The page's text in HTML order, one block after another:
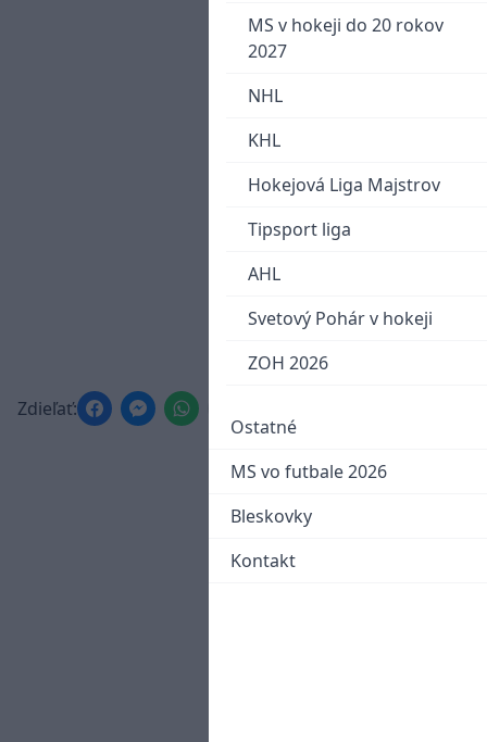
MS v hokeji do 20 rokov
2027
NHL
KHL
Hokejová Liga Majstrov
Tipsport liga
AHL
Svetový Pohár v hokeji
ZOH 2026
Ostatné
MS vo futbale 2026
Bleskovky
Kontakt
Zdieľať: